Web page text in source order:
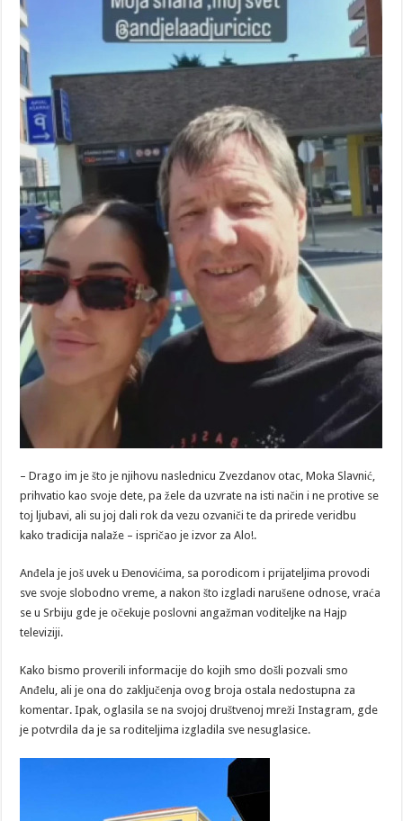
– Drago im je što je njihovu naslednicu Zvezdanov otac, Moka Slavnić,
prihvatio kao svoje dete, pa žele da uzvrate na isti način i ne protive se
toj ljubavi, ali su joj dali rok da vezu ozvaniči te da prirede veridbu
kako tradicija nalaže – ispričao je izvor za Alo!.
Anđela je još uvek u Đenovićima, sa porodicom i prijateljima provodi
sve svoje slobodno vreme, a nakon što izgladi narušene odnose, vraća
se u Srbiju gde je očekuje poslovni angažman voditeljke na Hajp
televiziji.
Kako bismo proverili informacije do kojih smo došli pozvali smo
Anđelu, ali je ona do zaključenja ovog broja ostala nedostupna za
komentar. Ipak, oglasila se na svojoj društvenoj mreži Instagram, gde
je potvrdila da je sa roditeljima izgladila sve nesuglasice.